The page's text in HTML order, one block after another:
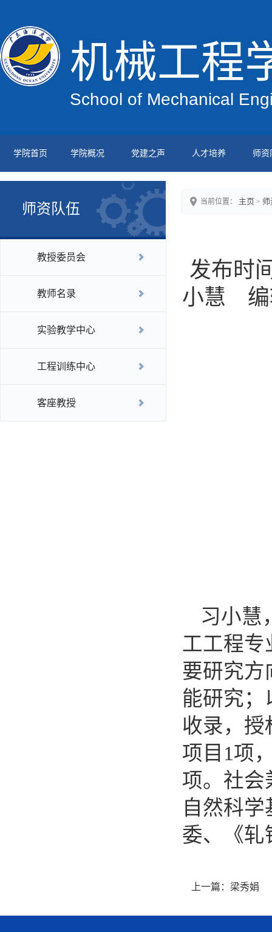
机械工程
School of Mechanical
学院首页 学院概况 党建之声 人才培养 师资
师资队伍
教授委员会
教师名录
实验教学中心
工程训练中心
客座教授
当前位置： 主页 >
发布时
小慧 编
习小慧
工工程专
要研究方
能研究；
收录，授
项目1项
项。社会
自然科
委、《轧
上一篇： 梁秀娟